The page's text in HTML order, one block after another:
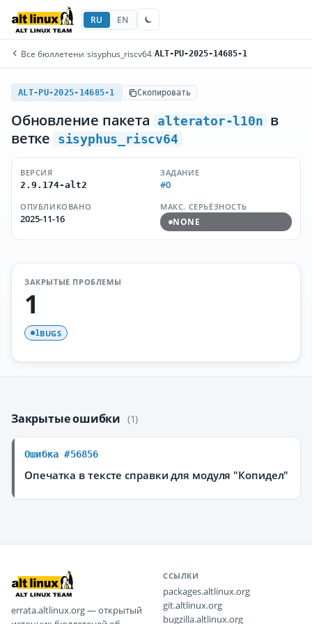
RU EN
Все бюллетени/sisyphus_riscv64/ALT-PU-2025-14685-1
ALT-PU-2025-14685-1 Скопировать
Обновление пакета alterator-l10n в
ветке
sisyphus_riscv64
ВЕРСИЯ
2.9.174-alt2
ЗАДАНИЕ
#0
ОПУБЛИКОВАНО
2025-11-16
МАКС. СЕРЬЁЗНОСТЬ
NONE
ЗАКРЫТЫЕ ПРОБЛЕМЫ
1
1BUGS
Закрытые ошибки (1)
Ошибка #56856
Опечатка в тексте справки для модуля "Копидел"
errata.altlinux.org — открытый
ССЫЛКИ
packages.altlinux.org
git.altlinux.org
bugzilla.altlinux.org